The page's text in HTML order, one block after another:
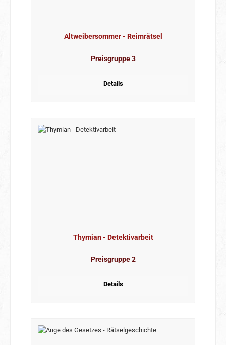
Altweibersommer - Reimrätsel
Preisgruppe 3
Details
Thymian - Detektivarbeit
Preisgruppe 2
Details